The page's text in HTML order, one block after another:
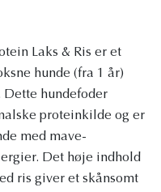
Laks & Ris er et
hunde (fra 1 år)
hundefoder
proteinkilde og er
med mave-
Det høje indhold
ris giver et skånsomt